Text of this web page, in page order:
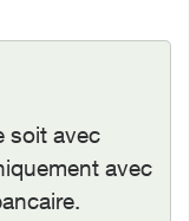
soit avec
avec